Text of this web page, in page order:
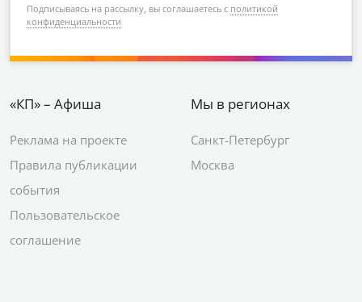
Подписываясь на рассылку, вы соглашаетесь с политикой
конфиденциальности
«КП» – Афиша
Реклама на проекте
Правила публикации
события
Пользовательское
соглашение
Мы в регионах
Санкт-Петербург
Москва